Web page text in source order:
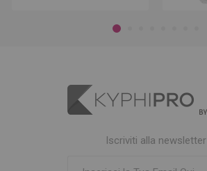
Iscriviti alla newsletter